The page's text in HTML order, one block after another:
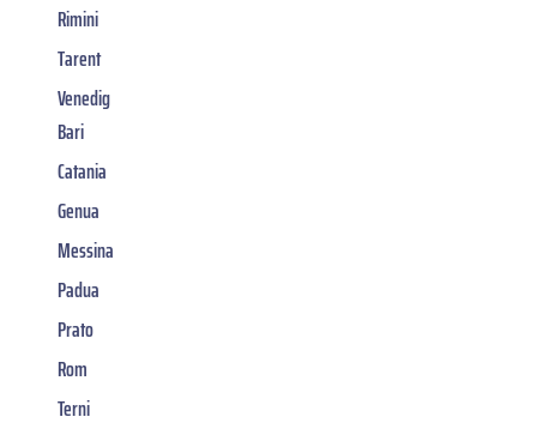
Rimini
Tarent
Venedig
Bari
Catania
Genua
Messina
Padua
Prato
Rom
Terni